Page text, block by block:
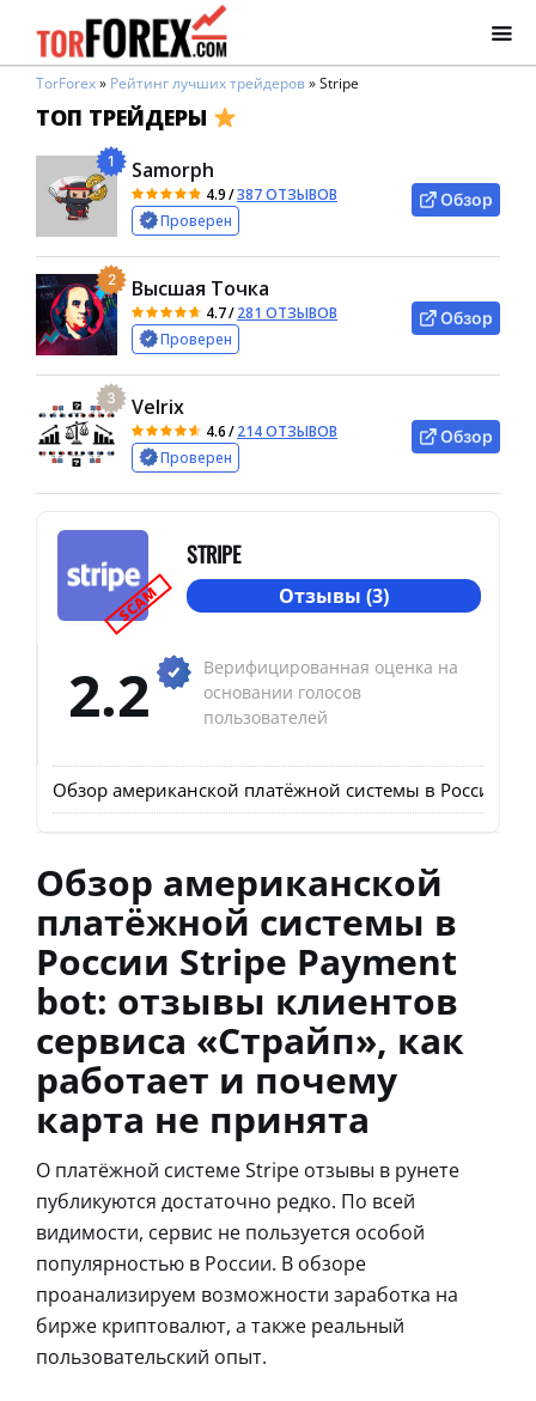
TorForex» Рейтинг лучших трейдеров»Stripe
ТОП ТРЕЙДЕРЫ
1 Samorph
4.9/387 ОТЗЫВОВ
Проверен
Обзор
2 Высшая Точка
4.7/281 ОТЗЫВОВ
Проверен
Обзор
3 Velrix
4.6/214 ОТЗЫВОВ
Проверен
Обзор
SCAM
STRIPE
Отзывы (3)
2.2
Верифицированная оценка на
основании голосов
пользователей
Обзор американской платёжной системы в России
Обзор американской
платёжной системы в
России Stripe Payment
bot: отзывы клиентов
сервиса «Страйп», как
работает и почему
карта не принята
О платёжной системе Stripe отзывы в рунете
публикуются достаточно редко. По всей
видимости, сервис не пользуется особой
популярностью в России. В обзоре
проанализируем возможности заработка на
бирже криптовалют, а также реальный
пользовательский опыт.